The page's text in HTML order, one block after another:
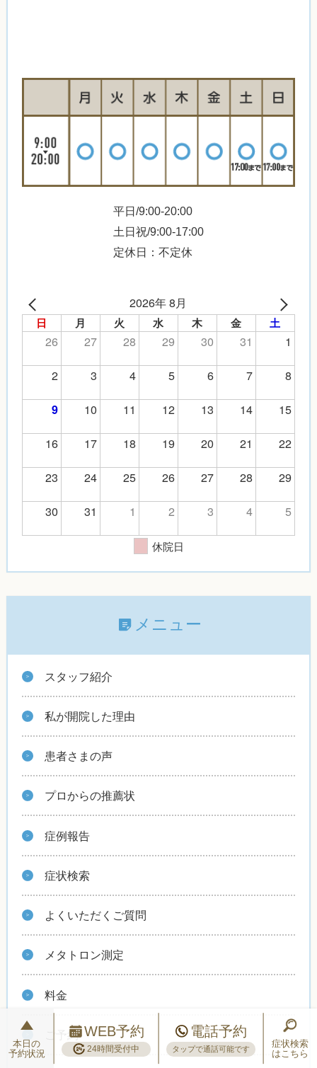
平日/9:00-20:00
土日祝/9:00-17:00
定休日：不定休
2026年 8月
日 月 火 水 木 金 土
26 27 28 29 30 31
1
2
3 4 5 6 7 8
9 10 11 12 13 14
15
16
17 18 19 20 21
22
23
24 25 26 27 28
29
30
31 1 2 3 4 5
休院日
メニュー
スタッフ紹介
私が開院した理由
患者さまの声
プロからの推薦状
症例報告
症状検索
よくいただくご質問
メタトロン測定
料金
ご予約
本日の
予約状況
WEB予約
24時間受付中
電話予約
タップで通話可能です
症状検索
はこちら